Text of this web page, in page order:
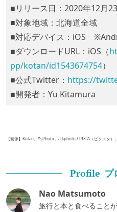
■リリース日：2020年12月
■対象地域：北海道全域
■対応デバイス：iOS
■ダウンロードURL：iOS（
pp/kotan/id1543674754）
■公式Twitter： https://
■開発者：Yu Kitamura
【画像】Kotan、YsPhoto、afkphoto / PIXTA（ピクスタ
Profile プ
Nao Matsumoto
旅行と本と食べること